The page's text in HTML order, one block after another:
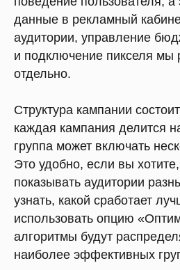
данные в рекламный
аудитории, управление
и подключение пикселя мы
отдельно.
Структура кампании
каждая кампания делится
группа может включать
Это удобно, если вы
показывать аудитории
узнать, какой сработает
использовать опцию
алгоритмы будут
наиболее эффективных